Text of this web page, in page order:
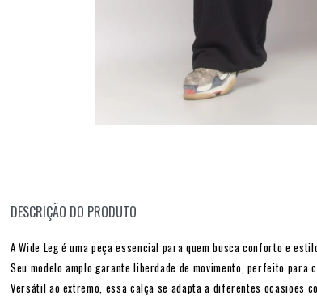
DESCRIÇÃO DO PRODUTO
A Wide Leg é uma peça essencial para quem busca conforto e
Seu modelo amplo garante liberdade de movimento, perfeito
Versátil ao extremo, essa calça se adapta a diferentes ocasiões